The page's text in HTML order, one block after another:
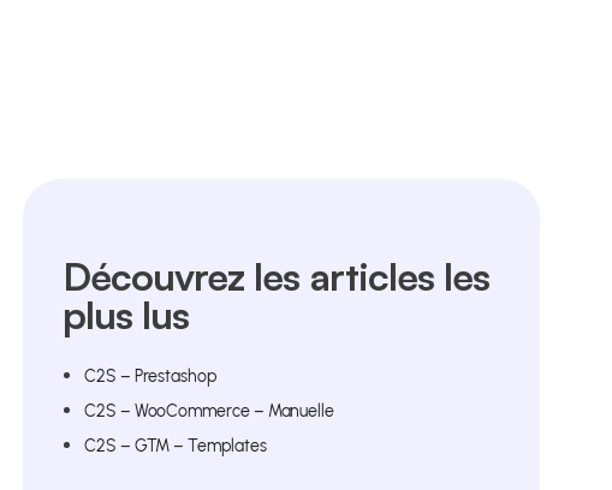
Apprenez à utiliser la plateforme pas à pas.
Découvrez les articles les
plus lus
C2S – Prestashop
C2S – WooCommerce – Manuelle
C2S – GTM – Templates